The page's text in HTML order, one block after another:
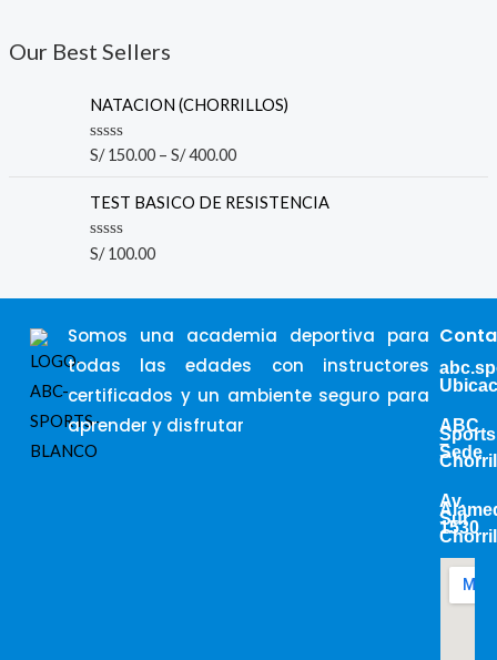
Our Best Sellers
NATACION (CHORRILLOS)
R
e
0
o
u
S/150.00– S/400.00
TEST BASICO DE RESISTENCIA
R
e
0
o
u
t
o
f
5
S/100.00
Somos una academia deportiva para
todas las edades con instructores
certificados y un ambiente seguro para
aprender y disfrutar
ABC
Sports
–
Sede
Av.
Sur
1530